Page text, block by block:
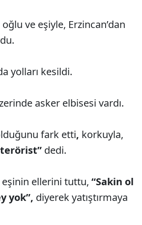
oğlu ve eşiyle, Erzincan’dan
yolları kesildi.
asker elbisesi vardı.
fark etti, korkuyla,
dedi.
ellerini tuttu, “Sakin ol
yok”, diyerek yatıştırmaya